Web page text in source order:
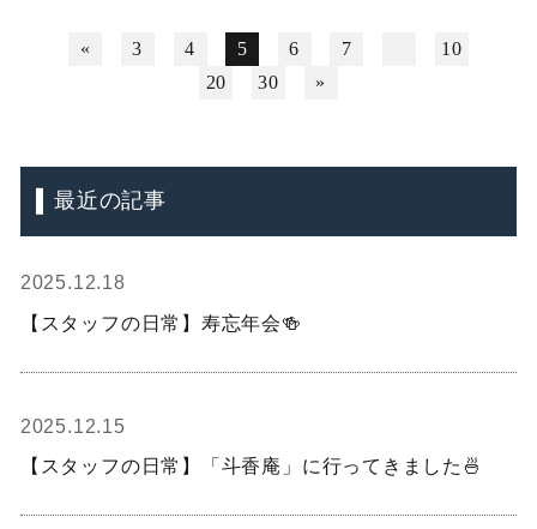
« 3 4 5 6 7
10
20
30 »
最近の記事
2025.12.18
【スタッフの日常】寿忘年会🍻
2025.12.15
【スタッフの日常】「斗香庵」に行ってきました🍜